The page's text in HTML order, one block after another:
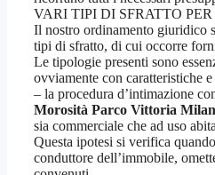
VARI TIPI DI SFRATTO PER
Il nostro ordinamento giuridico
tipi di sfratto, di cui occorre
Le tipologie presenti sono
ovviamente con caratteristiche
– la procedura d’intimazione
Morosità Parco Vittoria
sia commerciale che ad uso
Questa ipotesi si verifica
conduttore dell’immobile,